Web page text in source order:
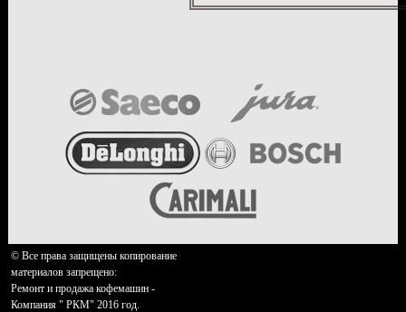
© Все права защищены копирование
материалов запрещено:
Ремонт и продажа кофемашин -
Компания " РКМ" 2016 год.